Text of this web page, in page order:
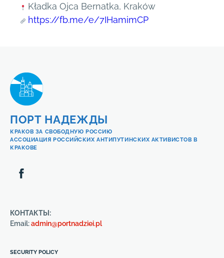
Kładka Ojca Bernatka, Kraków
https://fb.me/e/7IHamimCP
ПОРТ НАДЕЖДЫ
КРАКОВ ЗА СВОБОДНУЮ РОССИЮ
АССОЦИАЦИЯ РОССИЙСКИХ АНТИПУТИНСКИХ АКТИВИСТОВ В
КРАКОВЕ
КОНТАКТЫ:
Email:admin@portnadziei.pl
SECURITY POLICY